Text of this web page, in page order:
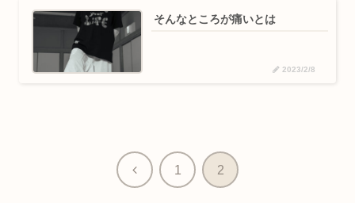
そんなところが痛いとは
2023/2/8
前 1 2